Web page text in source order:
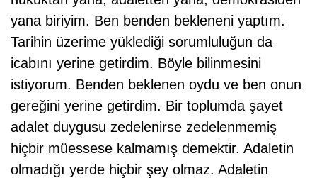
yana biriyim. Ben benden bekleneni yaptım.
Tarihin üzerime yüklediği sorumluluğun da
icabını yerine getirdim. Böyle bilinmesini
istiyorum. Benden beklenen oydu ve ben onun
gereğini yerine getirdim. Bir toplumda şayet
adalet duygusu zedelenirse zedelenmemiş
hiçbir müessese kalmamış demektir. Adaletin
olmadığı yerde hiçbir şey olmaz. Adaletin